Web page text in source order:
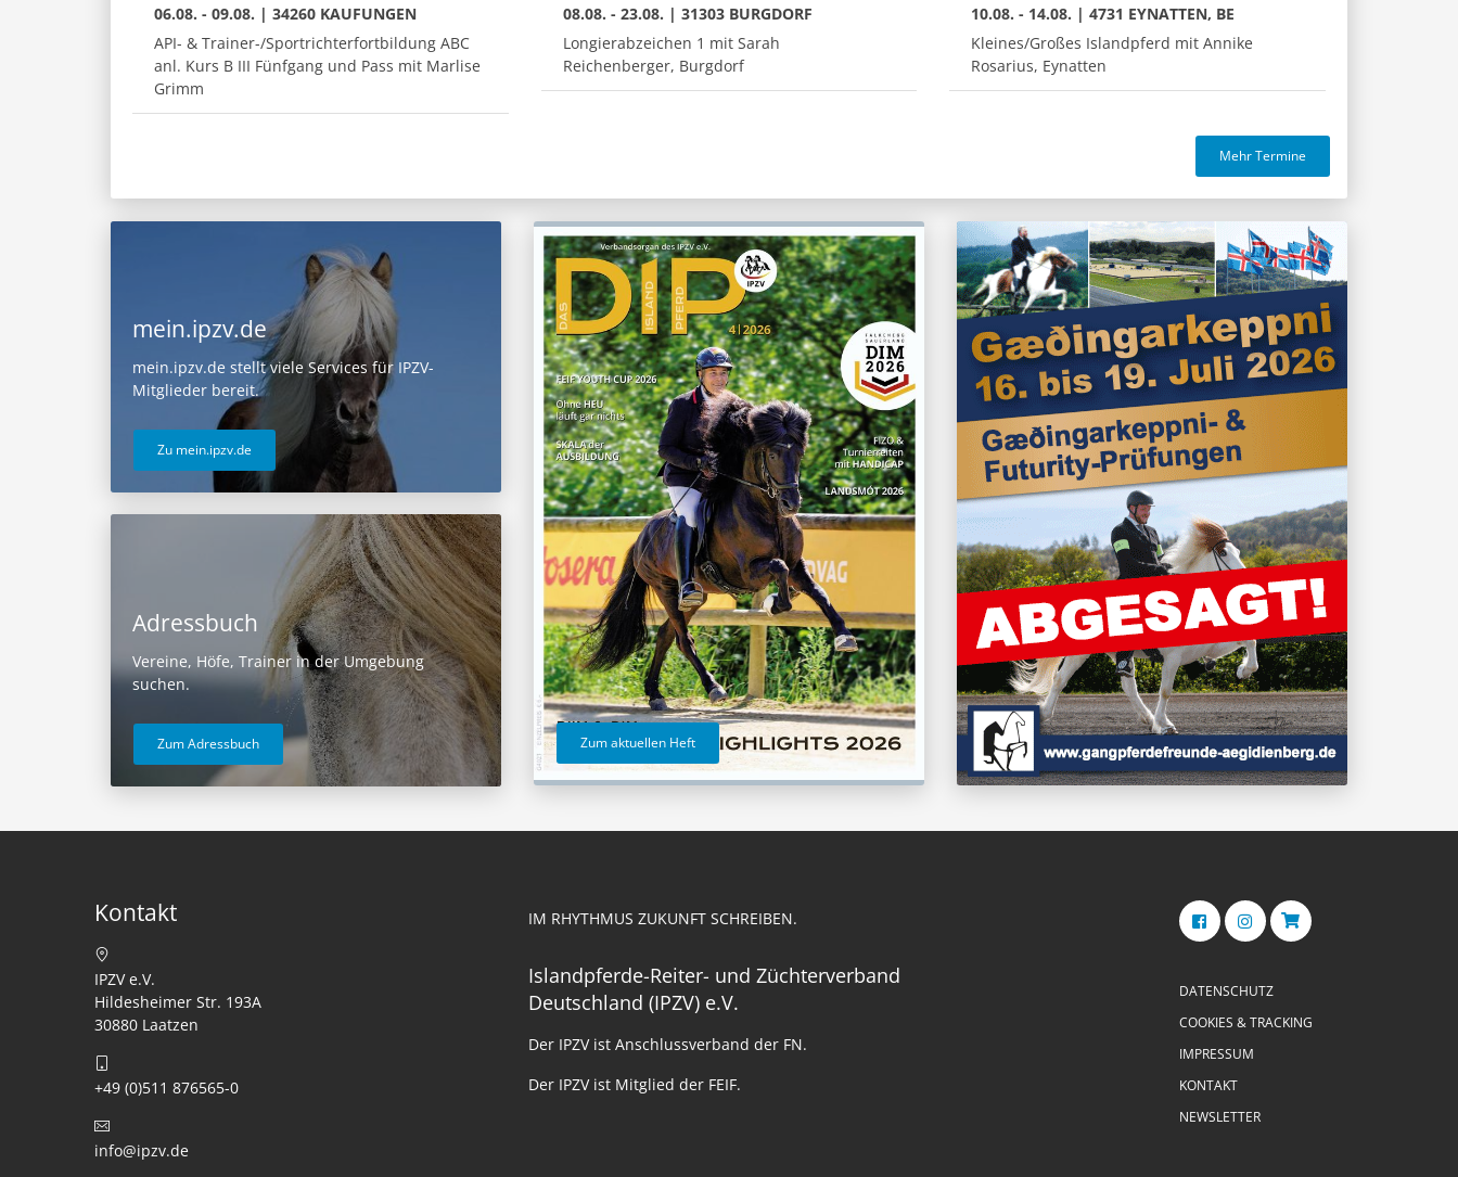
06.08. - 09.08. | 34260 KAUFUNGEN
API- & Trainer-/Sportrichterfortbildung ABC
anl. Kurs B III Fünfgang und Pass mit Marlise
Grimm
08.08. - 23.08. | 31303 BURGDORF
Longierabzeichen 1 mit Sarah
Reichenberger, Burgdorf
10.08. - 14.08. | 4731 EYNATTEN, BE
Kleines/Großes Islandpferd mit Annike
Rosarius, Eynatten
Mehr Termine
mein.ipzv.de
mein.ipzv.de stellt viele Services für IPZV-
Mitglieder bereit.
Zu mein.ipzv.de
Adressbuch
Vereine, Höfe, Trainer in der Umgebung
suchen.
Zum Adressbuch Zum aktuellen Heft
Kontakt
IPZV e.V.
Hildesheimer Str. 193A
30880 Laatzen
+49 (0)511 876565-0
info@ipzv.de
IM RHYTHMUS ZUKUNFT SCHREIBEN.
Islandpferde-Reiter- und Züchterverband
Deutschland (IPZV) e.V.
Der IPZV ist Anschlussverband der FN.
Der IPZV ist Mitglied der FEIF.
DATENSCHUTZ
COOKIES & TRACKING
IMPRESSUM
KONTAKT
NEWSLETTER